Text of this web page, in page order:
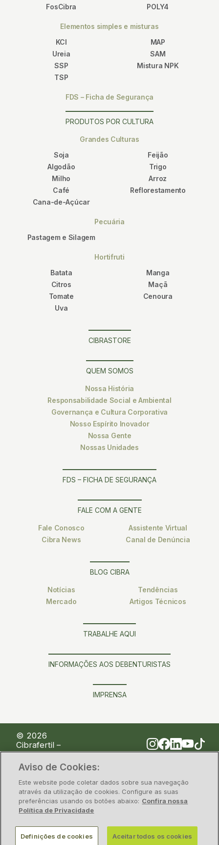
FosCibra
POLY4
Elementos simples e misturas
KCl
Ureia
SSP
TSP
MAP
SAM
Mistura NPK
FDS – Ficha de Segurança
PRODUTOS POR CULTURA
Grandes Culturas
Soja
Algodão
Milho
Café
Cana-de-Açúcar
Feijão
Trigo
Arroz
Reflorestamento
Pecuária
Pastagem e Silagem
Hortifruti
Batata
Citros
Tomate
Uva
Manga
Maçã
Cenoura
CIBRASTORE
QUEM SOMOS
Nossa História
Responsabilidade Social e Ambiental
Governança e Cultura Corporativa
Nosso Espírito Inovador
Nossa Gente
Nossas Unidades
FDS – FICHA DE SEGURANÇA
FALE COM A GENTE
Fale Conosco
Cibra News
Assistente Virtual
Canal de Denúncia
BLOG CIBRA
Notícias
Mercado
Tendências
Artigos Técnicos
TRABALHE AQUI
INFORMAÇÕES AOS DEBENTURISTAS
IMPRENSA
© 2026
Cibrafertil –
Companhia
Brasileira de
Fertilizantes
Política de Privacidade Segurança da Informação
CNPJ/MF nº 00.117.842/0001-28 – Rua Alfa, nº 1428,
Polo Industrial de Camaçari, Estado da Bahia
Aviso de Cookies:
Este website pode coletar dados sobre sua navegação
através da utilização de cookies. Configure as suas
preferências usando os botões abaixo: Confira nossa
Política de Privacidade
Definições de cookies Aceitar todos os cookies